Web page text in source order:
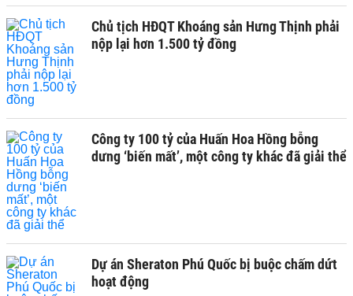
Chủ tịch HĐQT Khoáng sản Hưng Thịnh phải
nộp lại hơn 1.500 tỷ đồng
Công ty 100 tỷ của Huấn Hoa Hồng bỗng
dưng ‘biến mất’, một công ty khác đã giải thể
Dự án Sheraton Phú Quốc bị buộc chấm dứt
hoạt động